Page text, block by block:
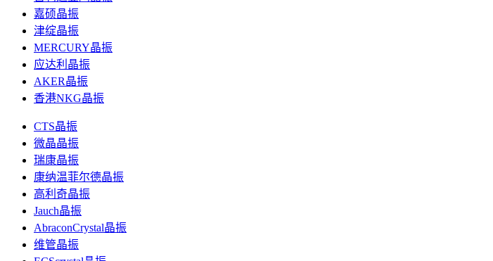
嘉硕晶振
津绽晶振
MERCURY晶振
应达利晶振
AKER晶振
香港NKG晶振
CTS晶振
微晶晶振
瑞康晶振
康纳温菲尔德晶振
高利奇晶振
Jauch晶振
AbraconCrystal晶振
维管晶振